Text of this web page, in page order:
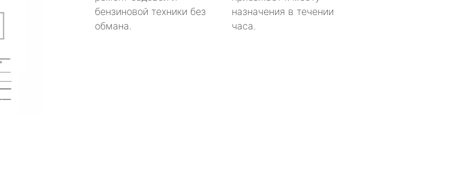
бензиновой техники без
обмана.
назначения в течении
часа.